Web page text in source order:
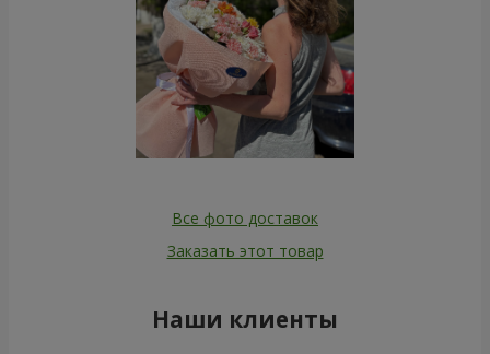
Все фото доставок
Заказать этот товар
Наши клиенты